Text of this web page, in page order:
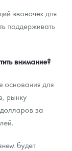
звоночек для
поддерживать
внимание?
основания для
рынку
за
будет